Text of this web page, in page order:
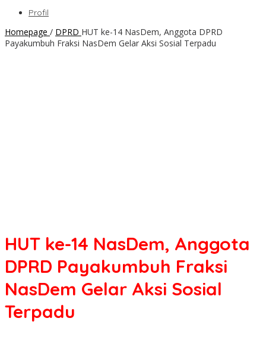
Profil
Homepage / DPRD HUT ke-14 NasDem, Anggota DPRD
Payakumbuh Fraksi NasDem Gelar Aksi Sosial Terpadu
HUT ke-14 NasDem, Anggota
DPRD Payakumbuh Fraksi
NasDem Gelar Aksi Sosial
Terpadu